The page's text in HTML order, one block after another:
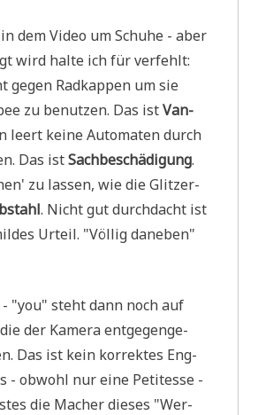
dem Video um Schu­he - aber
wird hal­te ich für verfehlt:
gegen Rad­kap­pen um sie
zu benut­zen. Das istVan­
leert kei­ne Auto­ma­ten durch
Das istSach­be­schä­di­gung.
zu las­sen, wie die Glit­zer­
. Nicht gut durch­dacht ist
Urteil. "Völ­lig dane­ben"
"you" steht dann noch auf
der Kame­ra ent­ge­gen­ge­
Das ist kein kor­rek­tes Eng­
- obwohl nur eine Peti­tes­se -
die Macher die­ses "Wer­